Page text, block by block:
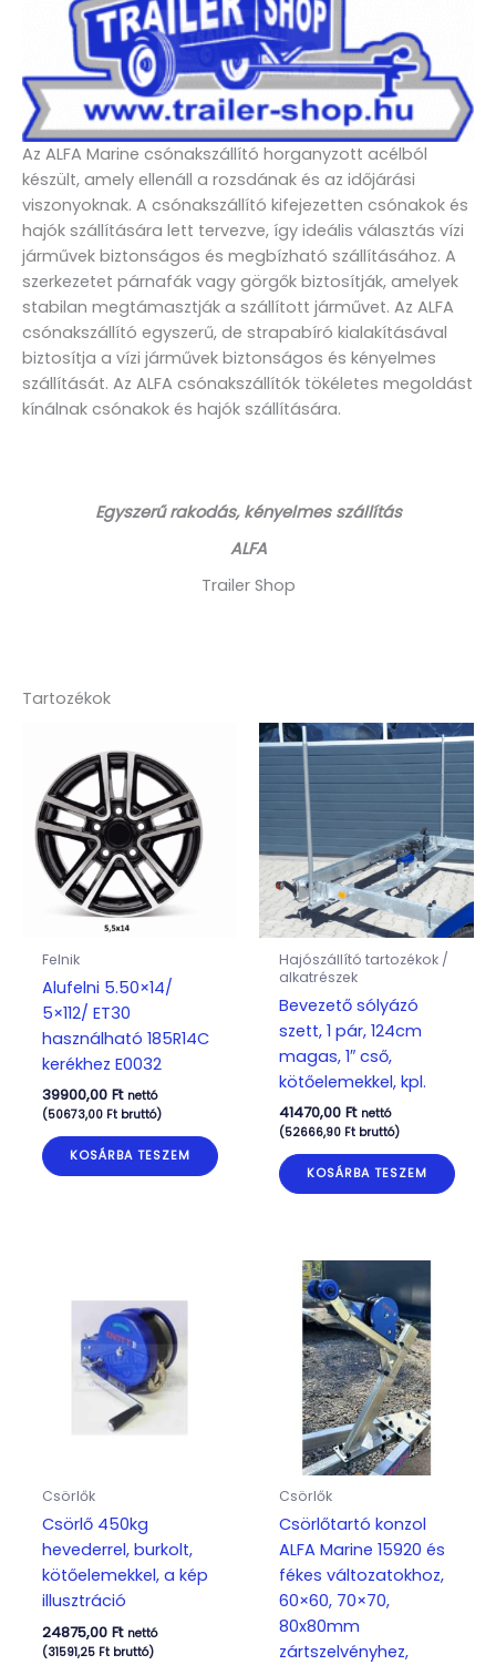
Az ALFA Marine csónakszállító horganyzott acélból
készült, amely ellenáll a rozsdának és az időjárási
viszonyoknak. A csónakszállító kifejezetten csónakok és
hajók szállítására lett tervezve, így ideális választás vízi
járművek biztonságos és megbízható szállításához. A
szerkezetet párnafák vagy görgők biztosítják, amelyek
stabilan megtámasztják a szállított járművet. Az ALFA
csónakszállító egyszerű, de strapabíró kialakításával
biztosítja a vízi járművek biztonságos és kényelmes
szállítását. Az ALFA csónakszállítók tökéletes megoldást
kínálnak csónakok és hajók szállítására.
Egyszerű rakodás, kényelmes szállítás
ALFA
Trailer Shop
Tartozékok
Felnik
Alufelni 5.50×14/
5×112/ ET30
használható 185R14C
kerékhez E0032
39900,00 Ft nettó
(50673,00 Ftbruttó)
KOSÁRBA TESZEM
Hajószállító tartozékok /
alkatrészek
Bevezető sólyázó
szett, 1 pár, 124cm
magas, 1″ cső,
kötőelemekkel, kpl.
41470,00 Ft nettó
(52666,90 Ftbruttó)
KOSÁRBA TESZEM
Csörlők
Csörlő 450kg
hevederrel, burkolt,
kötőelemekkel, a kép
illusztráció
24875,00 Ft nettó
(31591,25 Ftbruttó)
Csörlők
Csörlőtartó konzol
ALFA Marine 15920 és
fékes változatokhoz,
60×60, 70×70,
80x80mm
zártszelvényhez,